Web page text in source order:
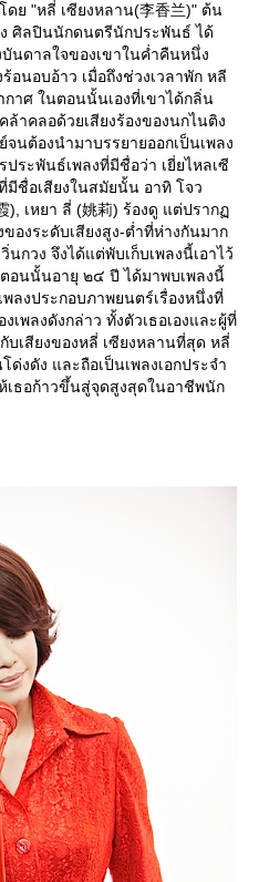
ดย "หลี่ เซียงหลาน(李香兰)" ต้น
ศิลปินนักดนตรีนักประพันธ์ ได้
นดาลใจของเขาในค่ำคืนหนึ่ง
นอบอ้าว เมื่อถึงช่วงเวลาพัก หลี
กาศ ในตอนนั้นเองที่เขาได้กลิ่น
าคลอด้วยเสียงร้องของนกไนติง
นต้องนำมาบรรยายออกเป็นเพลง
ระพันธ์เพลงที่มีชื่อว่า เยี่ยไหลเซี
ชื่อเสียงในสมัยนั้น อาทิ โจว
), เหยา ลี่ (姚莉) ร้องดู แต่ปราก
องระดับเสียงสูง-ต่ำที่ห่างกันมาก
กวง จึงได้แต่พับเก็บเพลงนี้เอาไว้
อนนั้นอายุ ๒๔ ปี ได้มาพบเพลงนี้
ลงประกอบภาพยนตร์เรื่องหนึ่งที่
เพลงดังกล่าว ทั้งตัวเธอเองและผู้ที่
บเสียงของหลี่ เซียงหลานที่สุด หลี่
ด่งดัง และถือเป็นเพลงเอกประจำ
เธอก้าวขึ้นสู่จุดสูงสุดในอาชีพนัก